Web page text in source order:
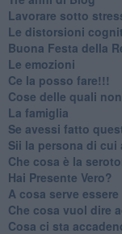
​Lavorare sotto
​Le distorsioni
​Buona Festa della
Le emozioni
​Ce la posso fare!!!
​Cose delle quali
​La famiglia
​Se avessi fatto
​Sii la persona di
Che cosa è la
​Hai Presente Vero?
A cosa serve
​Che cosa vuol dire
​Cosa ci sta